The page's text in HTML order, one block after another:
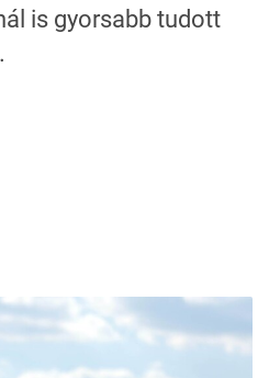
is gyorsabb tudott